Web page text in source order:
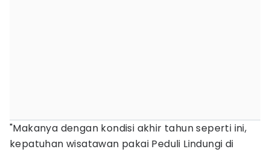
"Makanya dengan kondisi akhir tahun seperti ini,
kepatuhan wisatawan pakai Peduli Lindungi di